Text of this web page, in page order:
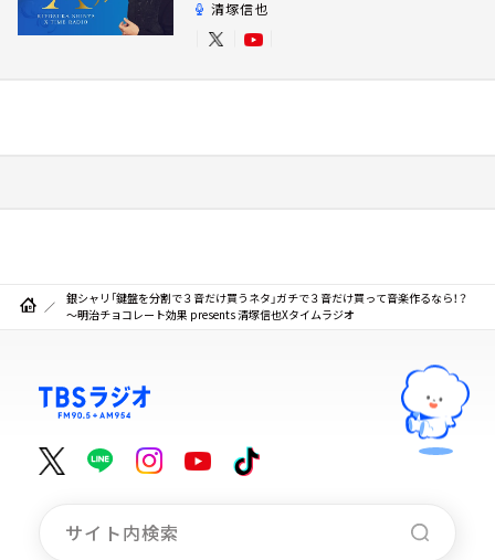
清塚信也
銀シャリ「鍵盤を分割で３音だけ買うネタ」ガチで３音だけ買って音楽作るなら！？
～明治チョコレート効果 presents 清塚信也Xタイムラジオ